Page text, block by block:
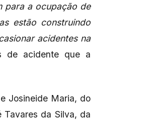
para a ocupação de
estão construindo
acidentes na
de acidente que a
Josineide Maria, do
Tavares da Silva, da